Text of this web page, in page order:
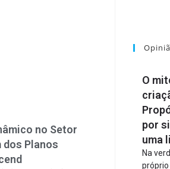
no Setor
dos Planos
O
por
uma
Na